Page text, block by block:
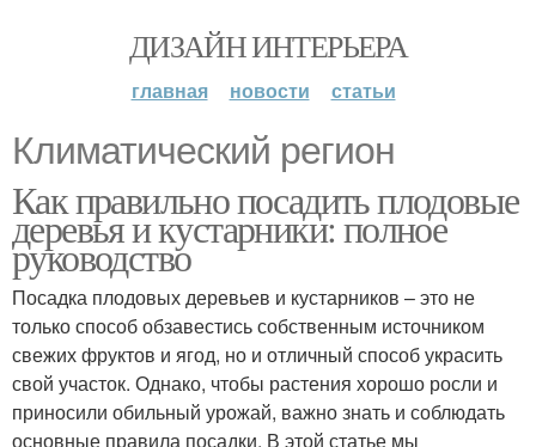
ДИЗАЙН ИНТЕРЬЕРА
главная новости статьи
Климатический регион
Как правильно посадить плодовые
деревья и кустарники: полное
руководство
Посадка плодовых деревьев и кустарников – это не
только способ обзавестись собственным источником
свежих фруктов и ягод, но и отличный способ украсить
свой участок. Однако, чтобы растения хорошо росли и
приносили обильный урожай, важно знать и соблюдать
основные правила посадки. В этой статье мы